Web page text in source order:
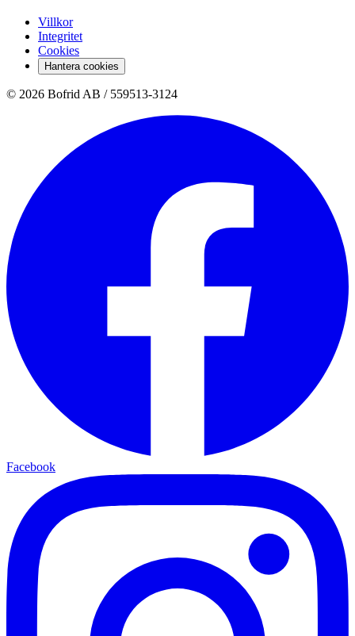
Villkor
Integritet
Cookies
Hantera cookies
© 2026 Bofrid AB / 559513-3124
Facebook